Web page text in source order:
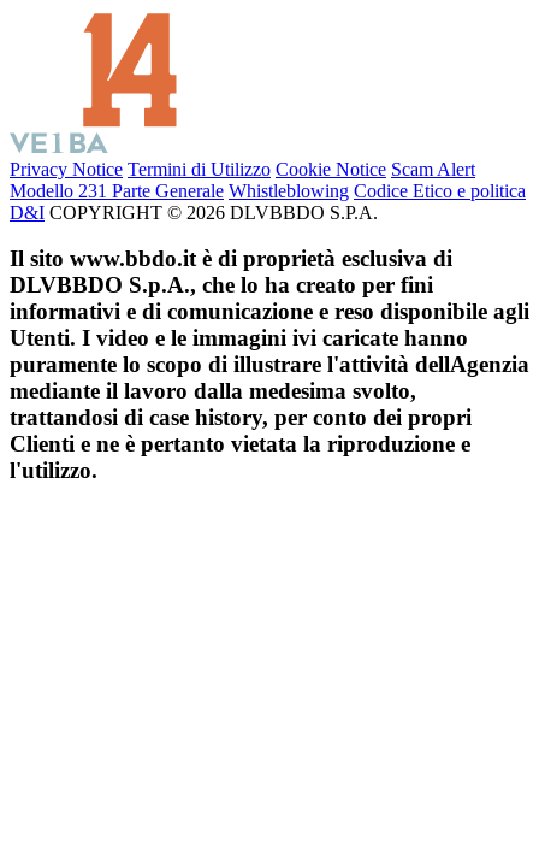
Privacy Notice Termini di Utilizzo Cookie Notice Scam Alert
Modello 231 Parte Generale Whistleblowing Codice Etico e politica
D&I COPYRIGHT © 2026 DLVBBDO S.P.A.
Il sito www.bbdo.it è di proprietà esclusiva di
DLVBBDO S.p.A., che lo ha creato per fini
informativi e di comunicazione e reso disponibile agli
Utenti. I video e le immagini ivi caricate hanno
puramente lo scopo di illustrare l'attività dellAgenzia
mediante il lavoro dalla medesima svolto,
trattandosi di case history, per conto dei propri
Clienti e ne è pertanto vietata la riproduzione e
l'utilizzo.